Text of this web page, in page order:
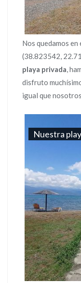
Nos quedamos en
(38.823542,
playa privada,
disfruto
igual que
Nuestra